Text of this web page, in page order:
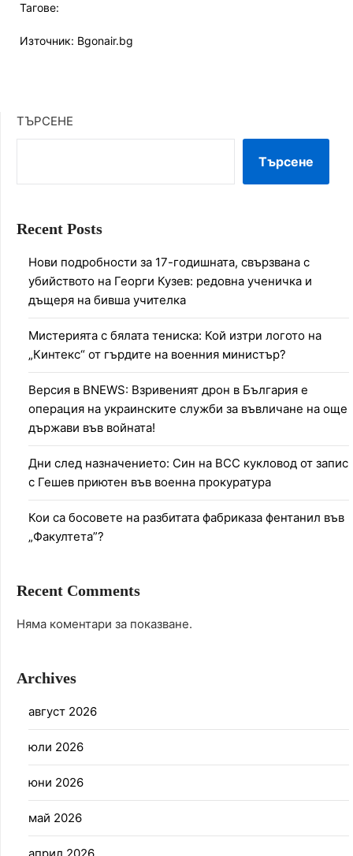
Тагове:
Източник: Bgonair.bg
ТЪРСЕНЕ
Търсене
Recent Posts
Нови подробности за 17-годишната, свързвана с
убийството на Георги Кузев: редовна ученичка и
дъщеря на бивша учителка
Мистерията с бялата тениска: Кой изтри логото на
„Кинтекс“ от гърдите на военния министър?
Версия в BNEWS: Взривеният дрон в България е
операция на украинските служби за въвличане на още
държави във войната!
Дни след назначението: Син на ВСС кукловод от запис
с Гешев приютен във военна прокуратура
Кои са босовете на разбитата фабриказа фентанил във
„Факултета”?
Recent Comments
Няма коментари за показване.
Archives
август 2026
юли 2026
юни 2026
май 2026